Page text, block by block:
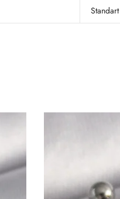
Standart